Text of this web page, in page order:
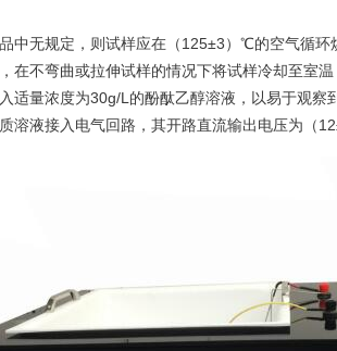
中无规定，则试样应在（125±3）℃的空气循环
在不弯曲或拉伸试样的情况下将试样冷却至室
适量浓度为30g/L的酚酞乙醇溶液，以易于观察
溶液接入电气回路，其开路直流输出电压为（